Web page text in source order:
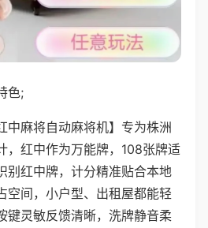
色;
中麻将自动麻将机】专为株洲
，红中作为万能牌，108张牌适
别红中牌，计分精准贴合本地
空间，小户型、出租屋都能轻
键灵敏反馈清晰，洗牌静音柔